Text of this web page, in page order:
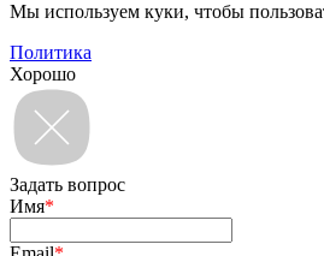
Мы используем куки, чтобы
Политика
Хорошо
Задать вопрос
Имя*